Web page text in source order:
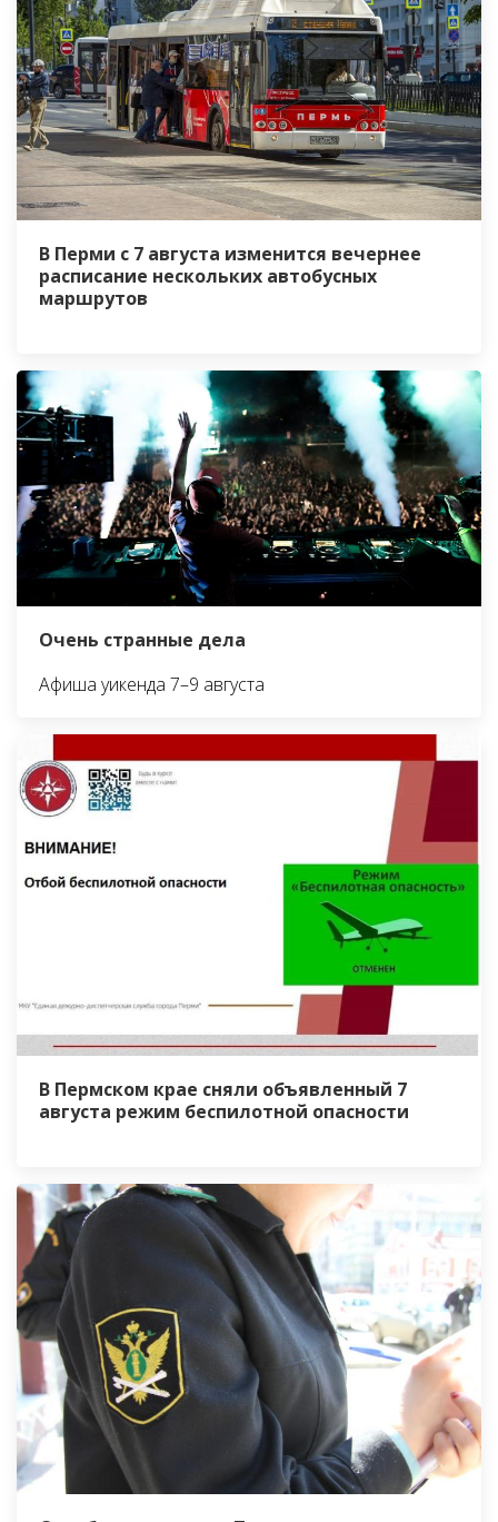
В Перми с 7 августа изменится вечернее
расписание нескольких автобусных
маршрутов
Очень странные дела
Афиша уикенда 7–9 августа
В Пермском крае сняли объявленный 7
августа режим беспилотной опасности